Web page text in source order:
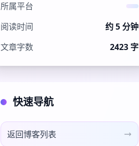
所属平台
阅读时间
约 5 分钟
文章字数
2423 字
快速导航
返回博客列表